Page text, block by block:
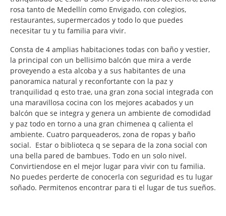
rosa tanto de Medellín como Envigado, con colegios,
restaurantes, supermercados y todo lo que puedes
necesitar tu y tu familia para vivir.
Consta de 4 amplias habitaciones todas con baño y vestier,
la principal con un bellisimo balcón que mira a verde
proveyendo a esta alcoba y a sus habitantes de una
panoramica natural y reconfortante con la paz y
tranquilidad q esto trae, una gran zona social integrada con
una maravillosa cocina con los mejores acabados y un
balcón que se integra y genera un ambiente de comodidad
y paz todo en torno a una gran chimenea q calienta el
ambiente. Cuatro parqueaderos, zona de ropas y baño
social. Estar o biblioteca q se separa de la zona social con
una bella pared de bambues. Todo en un solo nivel.
Convirtiendose en el mejor lugar para vivir con tu familia.
No puedes perderte de conocerla con seguridad es tu lugar
soñado. Permitenos encontrar para ti el lugar de tus sueños.